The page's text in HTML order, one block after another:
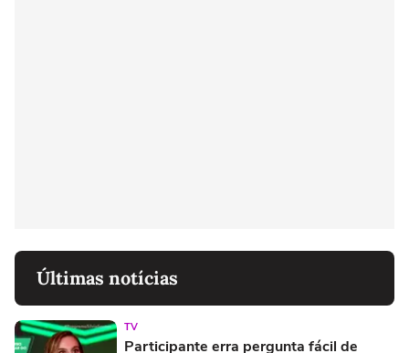
Últimas notícias
TV
Participante erra pergunta fácil de